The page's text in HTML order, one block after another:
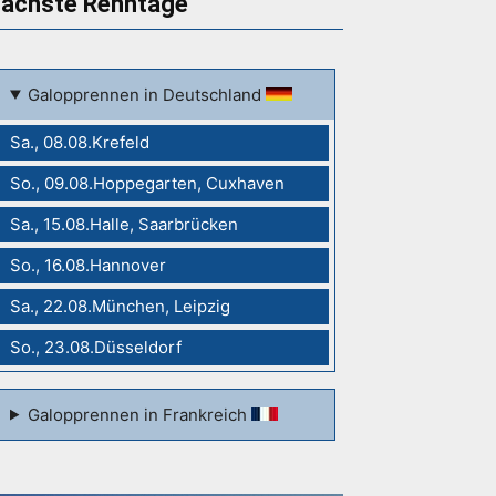
Galopprennen in Deutschland
Sa., 08.08.Krefeld
So., 09.08.Hoppegarten, Cuxhaven
Sa., 15.08.Halle, Saarbrücken
So., 16.08.Hannover
Sa., 22.08.München, Leipzig
So., 23.08.Düsseldorf
Galopprennen in Frankreich